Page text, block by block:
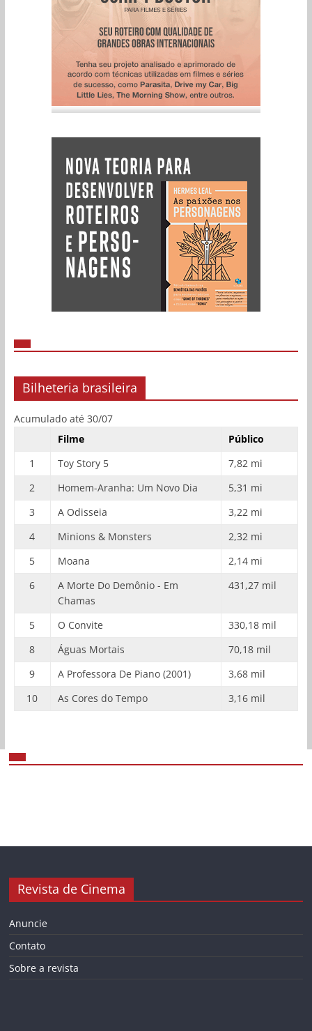
Bilheteria brasileira
Acumulado até 30/07
Filme
Público
1
Toy Story 5
7,82 mi
2
Homem-Aranha: Um Novo Dia
5,31 mi
3
A Odisseia
3,22 mi
4
Minions & Monsters
2,32 mi
5
Moana
2,14 mi
6
A Morte Do Demônio - Em
Chamas
431,27 mil
5 O Convite
330,18 mil
8
Águas Mortais
70,18 mil
9
A Professora De Piano (2001)
3,68 mil
10
As Cores do Tempo 3,16 mil
Revista de Cinema
Anuncie
Contato
Sobre a revista